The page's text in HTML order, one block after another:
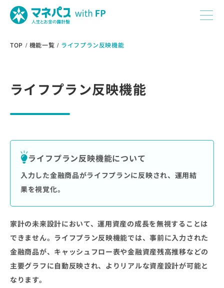
TOP 機能一覧 ライフプラン反映機能
ライフプラン反映機能
ライフプラン反映機能について
入力した金融商品がライフプランに反映され、運用結
果を視覚化。
家計の未来設計において、運用資産の成長を無視することは
できません。ライフプラン反映機能では、事前に入力された
金融商品が、キャッシュフロー表や金融資産残高推移などの
主要グラフに自動反映され、よりリアルな資産設計が可能と
なります。